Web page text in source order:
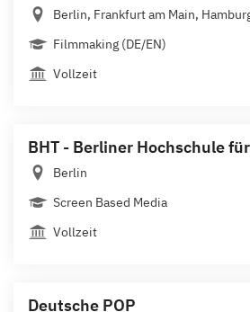
Berlin, Frankfurt am Main,
Filmmaking (DE/EN)
Vollzeit
BHT - Berliner Hochschule
Berlin
Screen Based Media
Vollzeit
Deutsche POP